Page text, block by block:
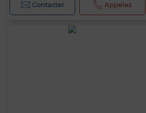
Contacter Appelez